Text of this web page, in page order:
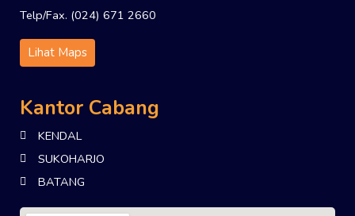
Telp/Fax. (024) 671 2660
Lihat Maps
Kantor Cabang
KENDAL
SUKOHARJO
BATANG